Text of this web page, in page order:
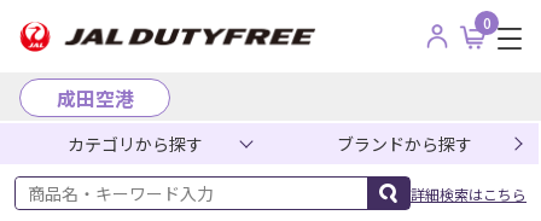
0
成田空港
カテゴリから探す ブランドから探す
商品名・キーワード入力
詳細検索はこちら